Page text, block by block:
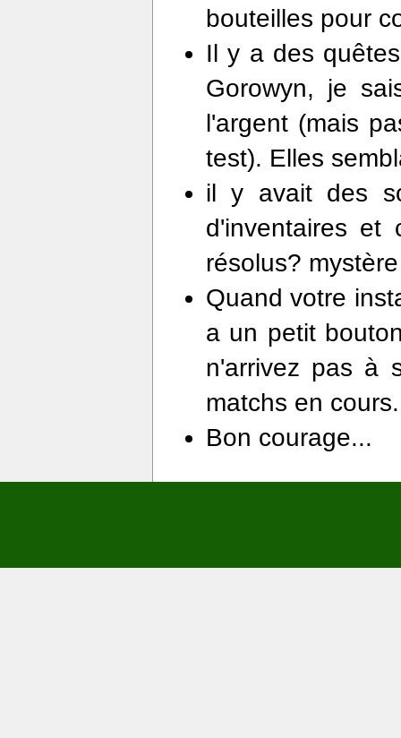
bouteilles pour
Il y a des
Gorowyn, je
l'argent (mais
test). Elles
il y avait des
d'inventaires et
résolus? mystère
Quand votre
a un petit
n'arrivez pas à
matchs en cours.
Bon courage...